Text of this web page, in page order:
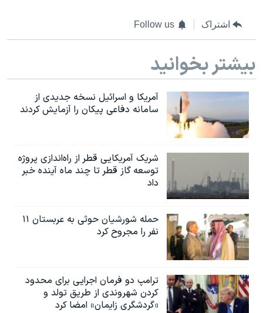
اشتراک Follow us
بیشتر بخوانید
آمریکا و اسرائیل نسخه جدیدی از
سامانه دفاعی پیکان را آزمایش کردند
شریک آمریکایی قطر از راه‌اندازی پروژه
توسعه گاز قطر تا چند ماه آینده خبر
داد
حمله شورشیان حوثی به عربستان ۱۱
نفر را مجروح کرد
ترامپ دو فرمان اجرایی برای محدود
کردن شهروندی از طریق تولد و
«گردشگری زایمان» امضا کرد